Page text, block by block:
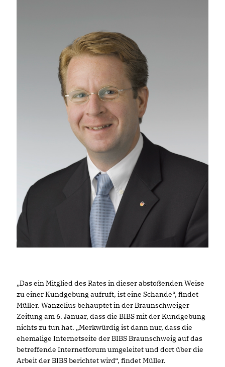
Das ein Mitglied des Rates in dieser abstoßenden Weise
zu einer Kundgebung aufruft, ist eine Schande“, findet
Müller. Wanzelius behauptet in der Braunschweiger
Zeitung am 6. Januar, dass die BIBS mit der Kundgebung
nichts zu tun hat. „Merkwürdig ist dann nur, dass die
ehemalige Internetseite der BIBS Braunschweig auf das
betreffende Internetforum umgeleitet und dort über die
Arbeit der BIBS berichtet wird“, findet Müller.